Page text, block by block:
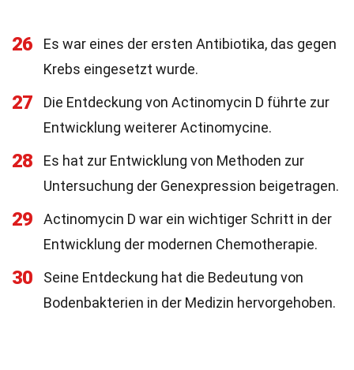
26
Es war eines der ersten Antibiotika, das gegen
Krebs eingesetzt wurde.
27
Die Entdeckung von Actinomycin D führte zur
Entwicklung weiterer Actinomycine.
28
Es hat zur Entwicklung von Methoden zur
Untersuchung der Genexpression beigetragen.
29
Actinomycin D war ein wichtiger Schritt in der
Entwicklung der modernen Chemotherapie.
30
Seine Entdeckung hat die Bedeutung von
Bodenbakterien in der Medizin hervorgehoben.